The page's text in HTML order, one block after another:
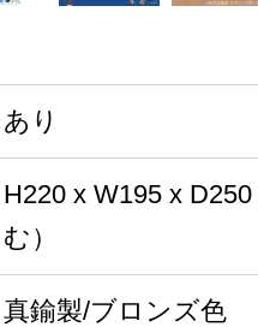
あり
H220 x W195 x
む）
真鍮製/ブロンズ色